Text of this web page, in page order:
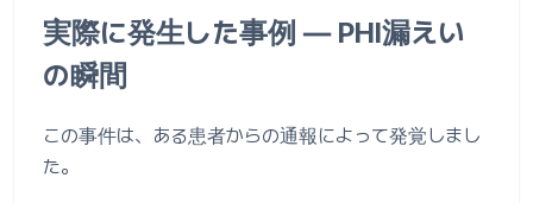
実際に発生した事例 ― PHI漏えい
の瞬間
この事件は、ある患者からの通報によって発覚しまし
た。